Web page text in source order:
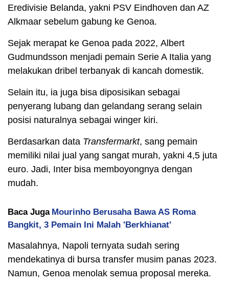
Eredivisie Belanda, yakni PSV Eindhoven dan AZ
Alkmaar sebelum gabung ke Genoa.
Sejak merapat ke Genoa pada 2022, Albert
Gudmundsson menjadi pemain Serie A Italia yang
melakukan dribel terbanyak di kancah domestik.
Selain itu, ia juga bisa diposisikan sebagai
penyerang lubang dan gelandang serang selain
posisi naturalnya sebagai winger kiri.
Berdasarkan data Transfermarkt, sang pemain
memiliki nilai jual yang sangat murah, yakni 4,5 juta
euro. Jadi, Inter bisa memboyongnya dengan
mudah.
Baca Juga Mourinho Berusaha Bawa AS Roma
Bangkit, 3 Pemain Ini Malah 'Berkhianat'
Masalahnya, Napoli ternyata sudah sering
mendekatinya di bursa transfer musim panas 2023.
Namun, Genoa menolak semua proposal mereka.